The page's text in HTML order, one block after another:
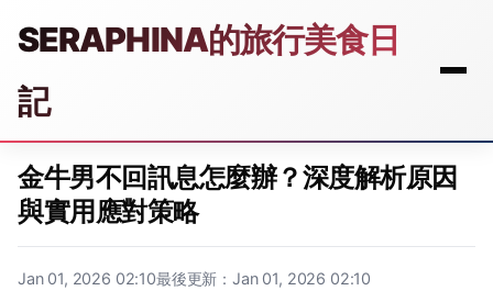
SERAPHINA的旅行美食日
記
金牛男不回訊息怎麼辦？深度解析原因
與實用應對策略
Jan 01, 2026 02:10最後更新：Jan 01, 2026 02:10